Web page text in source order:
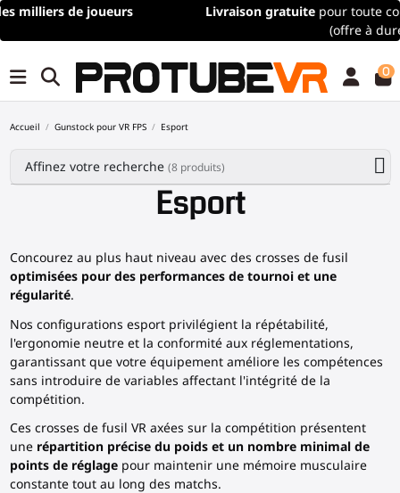
Livraison gratuitepour toute commande de plus de 100€/115$
0
Accueil Gunstock pour VR FPS Esport
Esport
Concourez au plus haut niveau avec des crosses de fusil
optimisées pour des performances de tournoi et une
régularité.
Nos configurations esport privilégient la répétabilité,
l'ergonomie neutre et la conformité aux réglementations,
garantissant que votre équipement améliore les compétences
sans introduire de variables affectant l'intégrité de la
compétition.
Ces crosses de fusil VR axées sur la compétition présentent
une répartition précise du poids et un nombre minimal de
points de réglagepour maintenir une mémoire musculaire
constante tout au long des matchs.
Affinez votre recherche (8 produits)